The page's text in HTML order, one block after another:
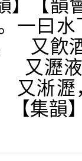
】【韻
一曰
又飮
又瀝
淅瀝
集韻